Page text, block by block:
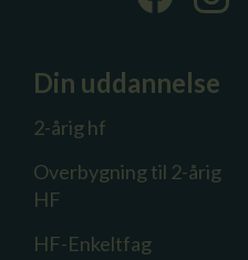
Din uddannelse
2-årig hf
Overbygning til 2-årig
HF
HF-Enkeltfag